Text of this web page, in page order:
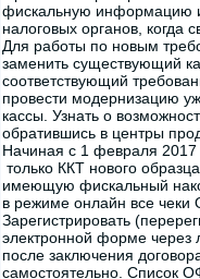
фискальную информацию
налоговых органов, когда
Для работы по новым
заменить существующий
соответствующий
провести модернизацию
кассы. Узнать о
обратившись в центры
Начиная с 1 февраля 2017
только ККТ нового
имеющую фискальный
в режиме онлайн все
Зарегистрировать
электронной форме через
после заключения
самостоятельно. Список